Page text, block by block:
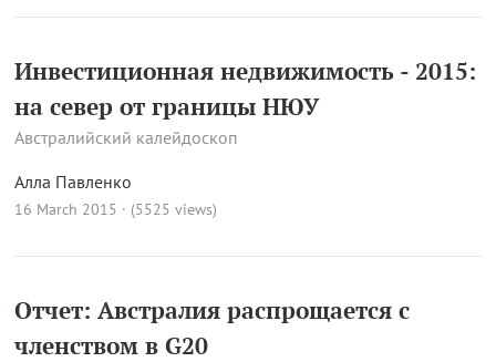
Инвестиционная недвижимость - 2015:
на север от границы НЮУ
Австралийский калейдоскоп
Алла Павленко
16 March 2015 · (5525 views)
Отчет: Австралия распрощается с
членством в G20